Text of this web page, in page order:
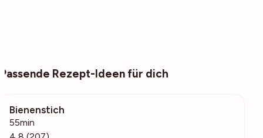
Passende Rezept-Ideen für dich
Bienenstich
55min